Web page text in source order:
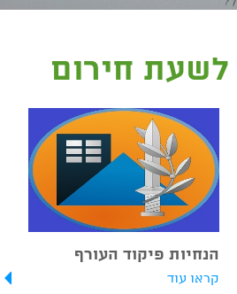
חירום
הנחיות פיקוד העורף
קראו עוד